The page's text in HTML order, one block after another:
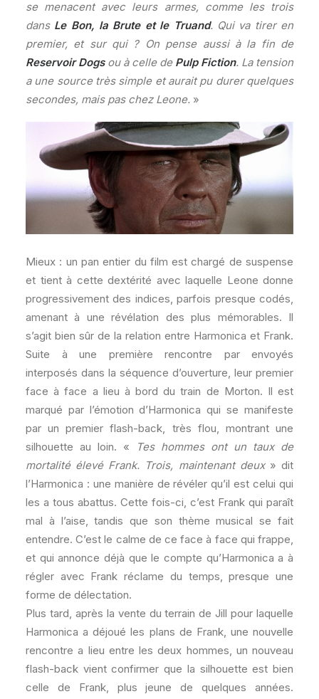
se menacent avec leurs armes, comme les trois
dans Le Bon, la Brute et le Truand. Qui va tirer en
premier, et sur qui ? On pense aussi à la fin de
Reservoir Dogsou à celle de Pulp Fiction. La tension
a une source très simple et aurait pu durer quelques
secondes, mais pas chez Leone. »
Mieux : un pan entier du film est chargé de suspense
et tient à cette dextérité avec laquelle Leone donne
progressivement des indices, parfois presque codés,
amenant à une révélation des plus mémorables. Il
s’agit bien sûr de la relation entre Harmonica et Frank.
Suite à une première rencontre par envoyés
interposés dans la séquence d’ouverture, leur premier
face à face a lieu à bord du train de Morton. Il est
marqué par l’émotion d’Harmonica qui se manifeste
par un premier flash-back, très flou, montrant une
silhouette au loin. «
Tes hommes ont un taux de
mortalité élevé Frank. Trois, maintenant deux» dit
l’Harmonica : une manière de révéler qu’il est celui qui
les a tous abattus. Cette fois-ci, c’est Frank qui paraît
mal à l’aise, tandis que son thème musical se fait
entendre. C’est le calme de ce face à face qui frappe,
et qui annonce déjà que le compte qu’Harmonica a à
régler avec Frank réclame du temps, presque une
forme de délectation.
Plus tard, après la vente du terrain de Jill pour laquelle
Harmonica a déjoué les plans de Frank, une nouvelle
rencontre a lieu entre les deux hommes, un nouveau
flash-back vient confirmer que la silhouette est bien
celle de Frank, plus jeune de quelques années.